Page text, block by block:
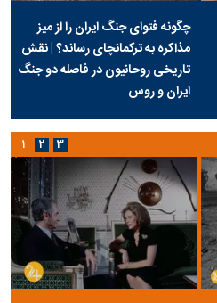
چگونه فتوای جنگ ایران را از میز
مذاکره به ترکمانچای رساند؟ | نقش
تاریخی روحانیون در فاصله دو جنگ
ایران و روس
۱ ۲ ۳